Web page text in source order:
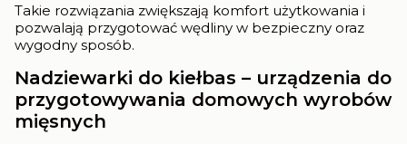
Takie rozwiązania zwiększają komfort użytkowania i
pozwalają przygotować wędliny w bezpieczny oraz
wygodny sposób.
Nadziewarki do kiełbas – urządzenia do
przygotowywania domowych wyrobów
mięsnych